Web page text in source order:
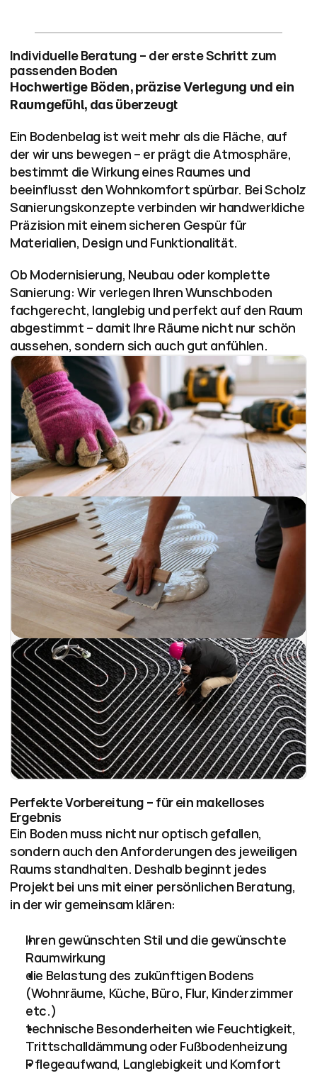
Individuelle Beratung – der erste Schritt zum
passenden Boden
Hochwertige Böden, präzise Verlegung und ein
Raumgefühl, das überzeugt
Ein Bodenbelag ist weit mehr als die Fläche, auf
der wir uns bewegen – er prägt die Atmosphäre,
bestimmt die Wirkung eines Raumes und
beeinflusst den Wohnkomfort spürbar. Bei Scholz
Sanierungskonzepte verbinden wir handwerkliche
Präzision mit einem sicheren Gespür für
Materialien, Design und Funktionalität.
Ob Modernisierung, Neubau oder komplette
Sanierung: Wir verlegen Ihren Wunschboden
fachgerecht, langlebig und perfekt auf den Raum
abgestimmt – damit Ihre Räume nicht nur schön
aussehen, sondern sich auch gut anfühlen.
Perfekte Vorbereitung – für ein makelloses
Ergebnis
Ein Boden muss nicht nur optisch gefallen,
sondern auch den Anforderungen des jeweiligen
Raums standhalten. Deshalb beginnt jedes
Projekt bei uns mit einer persönlichen Beratung,
in der wir gemeinsam klären:
Ihren gewünschten Stil und die gewünschte
Raumwirkung
die Belastung des zukünftigen Bodens
(Wohnräume, Küche, Büro, Flur, Kinderzimmer
etc.)
technische Besonderheiten wie Feuchtigkeit,
Trittschalldämmung oder Fußbodenheizung
Pflegeaufwand, Langlebigkeit und Komfort